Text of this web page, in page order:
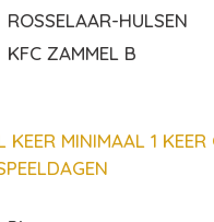
ROSSELAAR-HULSEN
KFC ZAMMEL B
KEER MINIMAAL 1 KEER